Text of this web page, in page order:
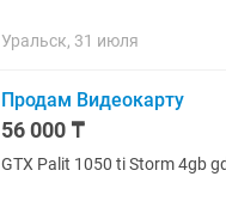
Уральск, 31 июля
Продам Видеокарту
56 000 ₸
GTX Palit 1050 ti Storm 4gb